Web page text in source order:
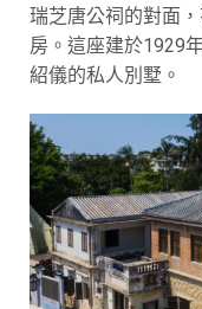
瑞芝唐公祠的對面
房。這座建於1929
紹儀的私人別墅。